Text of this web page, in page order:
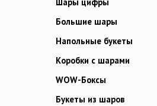
Шары цифры
Большие шары
Напольные букеты
Коробки с шарами
WOW-Боксы
Букеты из шаров